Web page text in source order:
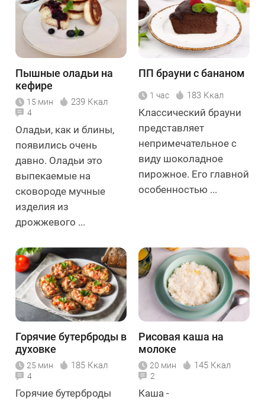
Пышные оладьи на
кефире
15 мин 239 Ккал
4
Оладьи, как и блины,
появились очень
давно. Оладьи это
выпекаемые на
сковороде мучные
изделия из
дрожжевого ...
ПП брауни с бананом
1 час 183 Ккал
Классический брауни
представляет
непримечательное с
виду шоколадное
пирожное. Его главной
особенностью ...
Горячие бутерброды в
духовке
25 мин 185 Ккал
4
Горячие бутерброды
Рисовая каша на
молоке
20 мин 145 Ккал
2
Каша -